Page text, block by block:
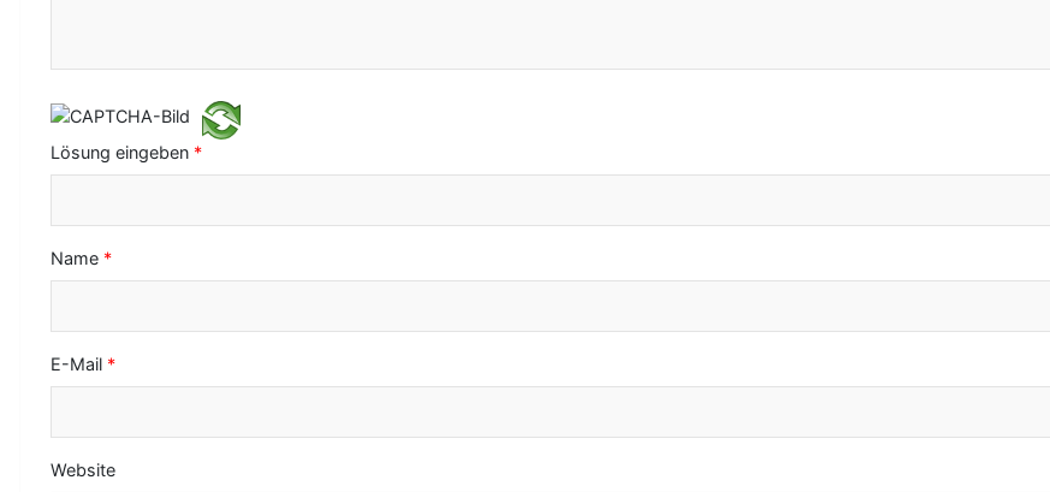
Lösung eingeben *
Name *
E-Mail *
Website